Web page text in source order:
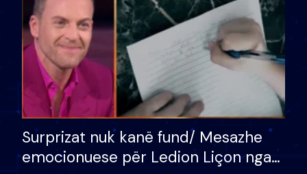
Surprizat nuk kanë fund/ Mesazhe
emocionuese për Ledion Liçon nga